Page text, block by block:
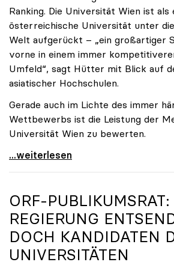
Ranking. Die Universität Wien ist als
österreichische Universität unter
Welt aufgerückt – „ein großartiger
vorne in einem immer
Umfeld“, sagt Hütter mit Blick auf
asiatischer Hochschulen.
Gerade auch im Lichte des immer
Wettbewerbs ist die Leistung der
Universität Wien zu bewerten.
„Top-Rankingplätze heimischer
...weiterlesen
ORF-PUBLIKUMSRAT:
REGIERUNG
DOCH KANDIDATEN
UNIVERSITÄTEN